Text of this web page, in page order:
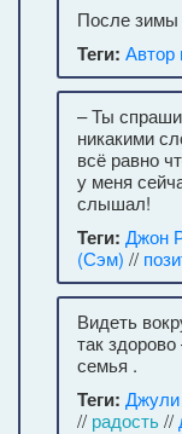
После зимы
Теги: Автор
– Ты
никакими
всё равно
у меня
слышал!
Теги: Джон
(Сэм) //
Видеть
так
семья .
Теги:
// радость//